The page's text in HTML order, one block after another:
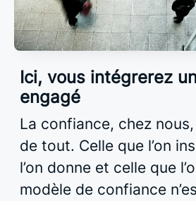
Ici, vous intégrerez
engagé
La confiance, chez nous,
de tout. Celle que l’on
l’on donne et celle que
modèle de confiance